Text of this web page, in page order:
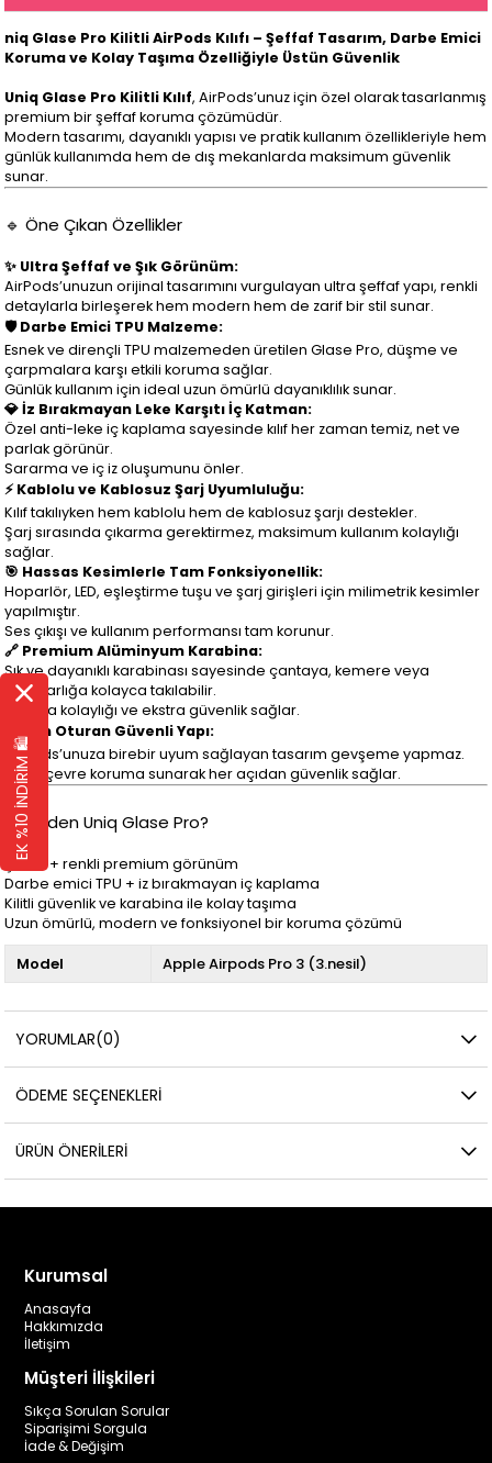
niq Glase Pro Kilitli AirPods Kılıfı – Şeffaf Tasarım, Darbe Emici
Koruma ve Kolay Taşıma Özelliğiyle Üstün Güvenlik
Uniq Glase Pro Kilitli Kılıf, AirPods’unuz için özel olarak tasarlanmış
premium bir şeffaf koruma çözümüdür.
Modern tasarımı, dayanıklı yapısı ve pratik kullanım özellikleriyle hem
günlük kullanımda hem de dış mekanlarda maksimum güvenlik
sunar.
🔹 Öne Çıkan Özellikler
✨ Ultra Şeffaf ve Şık Görünüm:
AirPods’unuzun orijinal tasarımını vurgulayan ultra şeffaf yapı, renkli
detaylarla birleşerek hem modern hem de zarif bir stil sunar.
🛡️ Darbe Emici TPU Malzeme:
Esnek ve dirençli TPU malzemeden üretilen Glase Pro, düşme ve
çarpmalara karşı etkili koruma sağlar.
Günlük kullanım için ideal uzun ömürlü dayanıklılık sunar.
💎 İz Bırakmayan Leke Karşıtı İç Katman:
Özel anti-leke iç kaplama sayesinde kılıf her zaman temiz, net ve
parlak görünür.
Sararma ve iç iz oluşumunu önler.
⚡ Kablolu ve Kablosuz Şarj Uyumluluğu:
Kılıf takılıyken hem kablolu hem de kablosuz şarjı destekler.
Şarj sırasında çıkarma gerektirmez, maksimum kullanım kolaylığı
sağlar.
🎯 Hassas Kesimlerle Tam Fonksiyonellik:
Hoparlör, LED, eşleştirme tuşu ve şarj girişleri için milimetrik kesimler
yapılmıştır.
Ses çıkışı ve kullanım performansı tam korunur.
🔗 Premium Alüminyum Karabina:
Şık ve dayanıklı karabinası sayesinde çantaya, kemere veya
anahtarlığa kolayca takılabilir.
Taşıma kolaylığı ve ekstra güvenlik sağlar.
🔒 Tam Oturan Güvenli Yapı:
AirPods’unuza birebir uyum sağlayan tasarım gevşeme yapmaz.
Çepeçevre koruma sunarak her açıdan güvenlik sağlar.
🔹 Neden Uniq Glase Pro?
Şeffaf + renkli premium görünüm
Darbe emici TPU + iz bırakmayan iç kaplama
Kilitli güvenlik ve karabina ile kolay taşıma
Uzun ömürlü, modern ve fonksiyonel bir koruma çözümü
Model Apple Airpods Pro 3 (3.nesil)
YORUMLAR(0)
ÖDEME SEÇENEKLERI
ÜRÜN ÖNERILERI
Kurumsal
Anasayfa
Hakkımızda
İletişim
Müşteri İlişkileri
Sıkça Sorulan Sorular
Siparişimi Sorgula
İade & Değişim
EK %10 İNDİRİM 🛍️